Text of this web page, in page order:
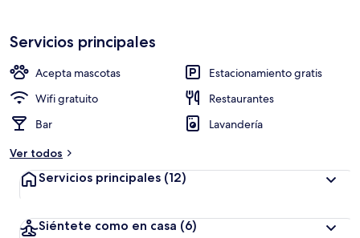
Servicios principales
Acepta mascotas
Estacionamiento gratis
Wifi gratuito
Restaurantes
Bar
Lavandería
Ver todos
Servicios principales (12)
Siéntete como en casa (6)